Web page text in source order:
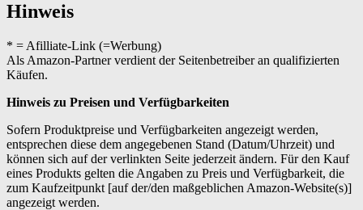
Hinweis
* = Afilliate-Link (=Werbung)
Als Amazon-Partner verdient der Seitenbetreiber an qualifizierten
Käufen.
Hinweis zu Preisen und Verfügbarkeiten
Sofern Produktpreise und Verfügbarkeiten angezeigt werden,
entsprechen diese dem angegebenen Stand (Datum/Uhrzeit) und
können sich auf der verlinkten Seite jederzeit ändern. Für den Kauf
eines Produkts gelten die Angaben zu Preis und Verfügbarkeit, die
zum Kaufzeitpunkt [auf der/den maßgeblichen Amazon-Website(s)]
angezeigt werden.